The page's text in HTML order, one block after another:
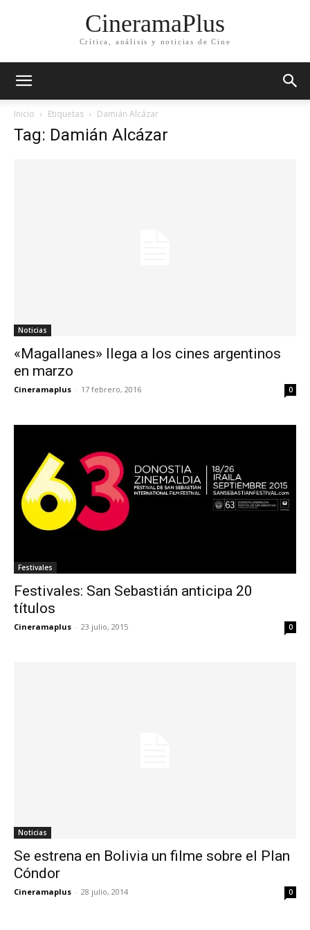
CineramaPlus
Crítica, análisis y noticias de Cine
Inicio Etiquetas Damián Alcázar
Tag: Damián Alcázar
Noticias
«Magallanes» llega a los cines argentinos
en marzo
Cineramaplus - 17 febrero, 2016 0
Festivales
Festivales: San Sebastián anticipa 20
títulos
Cineramaplus - 23 julio, 2015 0
Noticias
Se estrena en Bolivia un filme sobre el Plan
Cóndor
Cineramaplus - 28 julio, 2014 0